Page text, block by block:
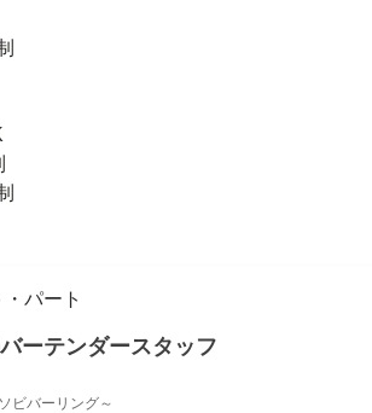
パート
ーテンダースタッフ
ビバーリング～